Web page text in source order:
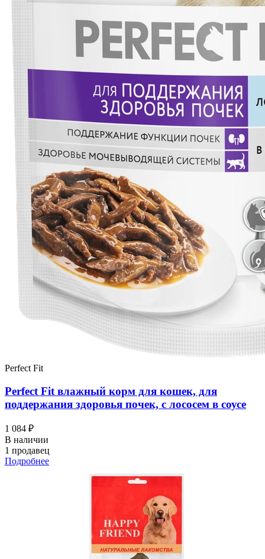
Perfect Fit
Perfect Fit влажный корм для кошек, для
поддержания здоровья почек, с лососем в соусе
1 084 ₽
В наличии
1 продавец
Подробнее